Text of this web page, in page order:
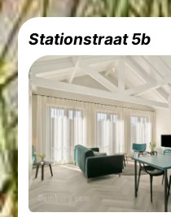
Stationstraat 5b